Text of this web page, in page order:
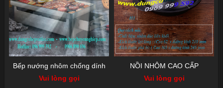
Bếp nướng nhôm chống dính
Vui lòng gọi
NỒI NHÔM CAO CẤP
Vui lòng gọi